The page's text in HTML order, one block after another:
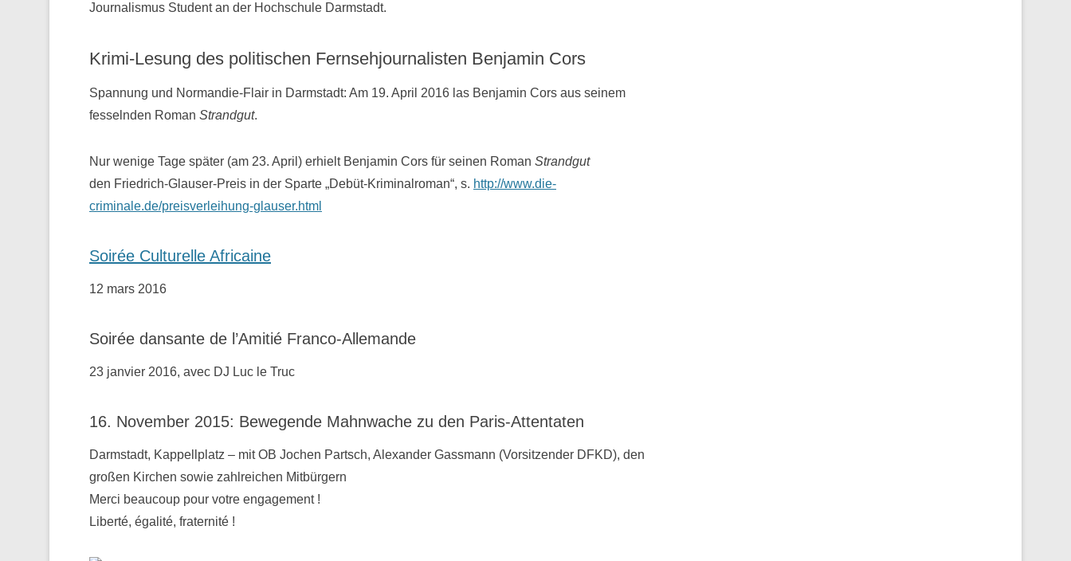
Journalismus Student an der Hochschule Darmstadt.
Krimi-Lesung des politischen Fernsehjournalisten Benjamin Cors
Spannung und Normandie-Flair in Darmstadt: Am 19. April 2016 las Benjamin Cors aus seinem
fesselnden Roman Strandgut.
Nur wenige Tage später (am 23. April) erhielt Benjamin Cors für seinen Roman Strandgut
den Friedrich-Glauser-Preis in der Sparte „Debüt-Kriminalroman“, s. http://www.die-
criminale.de/preisverleihung-glauser.html
Soirée Culturelle Africaine
12 mars 2016
Soirée dansante de l’Amitié Franco-Allemande
23 janvier 2016, avec DJ Luc le Truc
16. November 2015: Bewegende Mahnwache zu den ‪Paris-Attentaten
Darmstadt, Kappellplatz – mit OB Jochen Partsch, Alexander Gassmann (Vorsitzender ‪‎DFKD), den
großen Kirchen sowie zahlreichen Mitbürgern
Merci beaucoup pour votre engagement !
Liberté, égalité, fraternité !